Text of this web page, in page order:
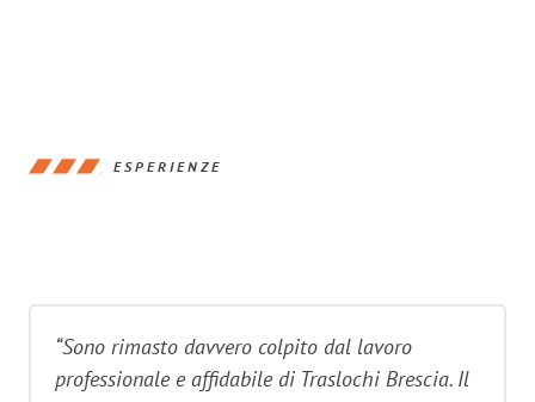
ESPERIENZE
“Sono rimasto davvero colpito dal lavoro
professionale e affidabile di Traslochi Brescia. Il